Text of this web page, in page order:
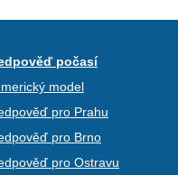
počasí
model
pro Prahu
pro Brno
pro Ostravu